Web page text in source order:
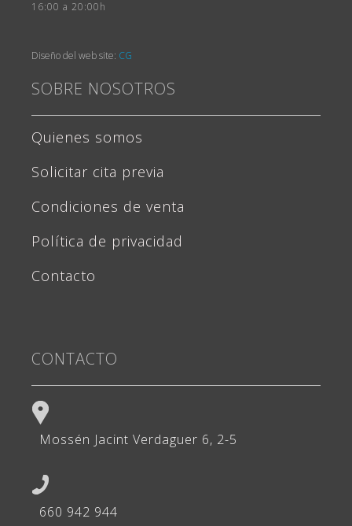
16:00 a 20:00h
Diseño del web site: CG
SOBRE NOSOTROS
Quienes somos
Solicitar cita previa
Condiciones de venta
Política de privacidad
Contacto
CONTACTO
Mossén Jacint Verdaguer 6, 2-5
660 942 944